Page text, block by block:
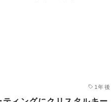
1年後